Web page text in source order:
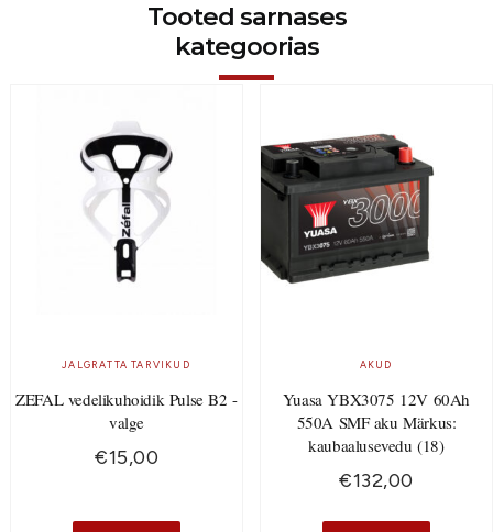
Tooted sarnases
kategoorias
JALGRATTA TARVIKUD
ZEFAL vedelikuhoidik Pulse B2 -
valge
€15,00
AKUD
Yuasa YBX3075 12V 60Ah
550A SMF aku Märkus:
kaubaalusevedu (18)
€132,00